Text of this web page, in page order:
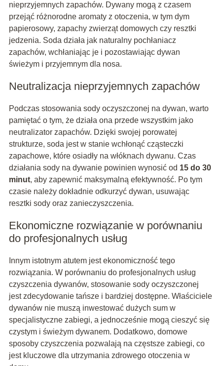
nieprzyjemnych zapachów. Dywany mogą z czasem
przejąć różnorodne aromaty z otoczenia, w tym dym
papierosowy, zapachy zwierząt domowych czy resztki
jedzenia. Soda działa jak naturalny pochłaniacz
zapachów, wchłaniając je i pozostawiając dywan
świeżym i przyjemnym dla nosa.
Neutralizacja nieprzyjemnych zapachów
Podczas stosowania sody oczyszczonej na dywan, warto
pamiętać o tym, że działa ona przede wszystkim jako
neutralizator zapachów. Dzięki swojej porowatej
strukturze, soda jest w stanie wchłonąć cząsteczki
zapachowe, które osiadły na włóknach dywanu. Czas
działania sody na dywanie powinien wynosić od 15 do 30
minut, aby zapewnić maksymalną efektywność. Po tym
czasie należy dokładnie odkurzyć dywan, usuwając
resztki sody oraz zanieczyszczenia.
Ekonomiczne rozwiązanie w porównaniu
do profesjonalnych usług
Innym istotnym atutem jest ekonomiczność tego
rozwiązania. W porównaniu do profesjonalnych usług
czyszczenia dywanów, stosowanie sody oczyszczonej
jest zdecydowanie tańsze i bardziej dostępne. Właściciele
dywanów nie muszą inwestować dużych sum w
specjalistyczne zabiegi, a jednocześnie mogą cieszyć się
czystym i świeżym dywanem. Dodatkowo, domowe
sposoby czyszczenia pozwalają na częstsze zabiegi, co
jest kluczowe dla utrzymania zdrowego otoczenia w